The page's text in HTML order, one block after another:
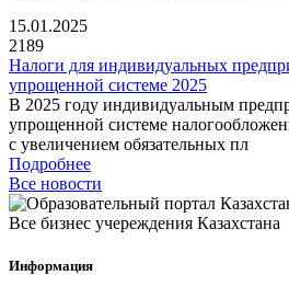
15.01.2025
2189
Налоги для индивидуальных
упрощенной системе 2025
В 2025 году индивидуальным
упрощенной системе
с увеличением обязательных пл
Подробнее
Все новости
Все бизнес учереждения Казахстана
Информация